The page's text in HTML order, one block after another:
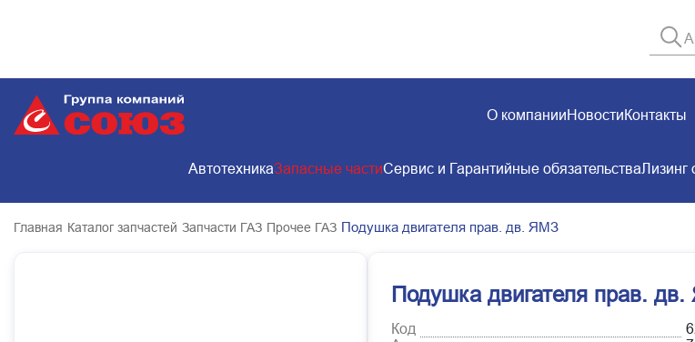
О компанииНовостиКонтакты
АвтотехникаЗапасные частиСервис и Гарантийные обязательстваЛизинг
Главная Каталог запчастей Запчасти ГАЗ Прочее ГАЗ Подушка двигателя прав. дв. ЯМЗ
Подушка двигателя прав.
Код